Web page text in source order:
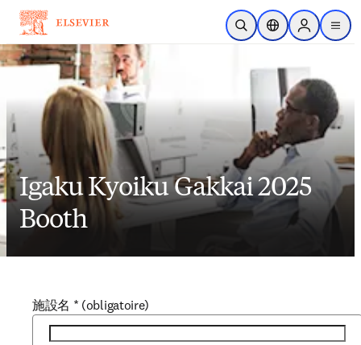
Passer au contenu principal
Ouvrir la recherche
Sélecteur de
Sign in to
menu
Igaku Kyoiku Gakkai 2025
Booth
施設名 * (obligatoire)